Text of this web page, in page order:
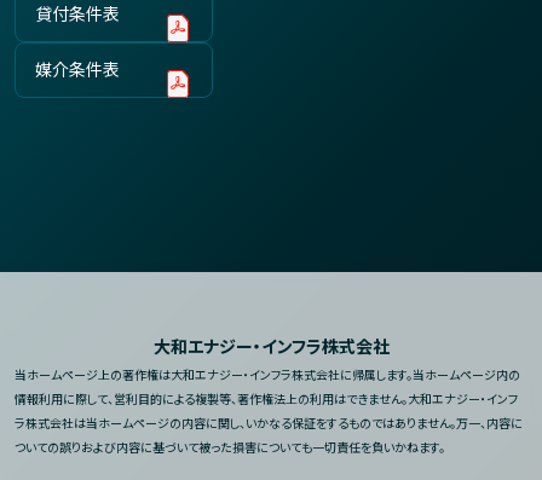
貸付条件表
媒介条件表
大和エナジー・インフラ株式会社
当ホームページ上の著作権は大和エナジー・インフラ株式会社に帰属します。当ホームページ内の
情報利用に際して、営利目的による複製等、著作権法上の利用はできません。大和エナジー・インフ
ラ株式会社は当ホームページの内容に関し、いかなる保証をするものではありません。万一、内容に
ついての誤りおよび内容に基づいて被った損害についても一切責任を負いかねます。